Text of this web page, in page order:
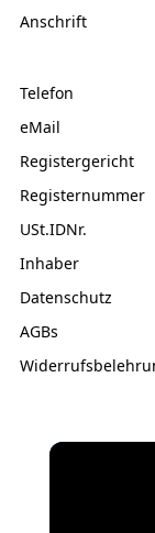
Anschrift
Telefon
eMail
Registergericht
Registernummer
USt.IDNr.
Inhaber
Datenschutz
AGBs